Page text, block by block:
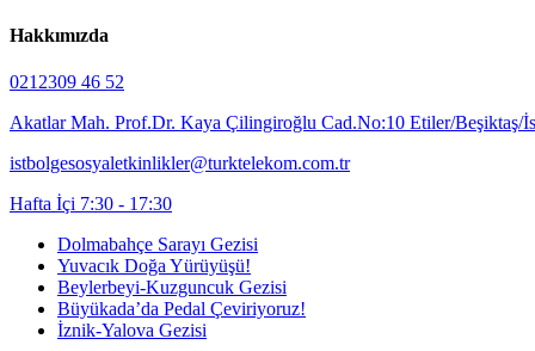
Hakkımızda
0212309 46 52
Akatlar Mah. Prof.Dr. Kaya Çilingiroğlu Cad.No:10 Etiler/Beşiktaş/
istbolgesosyaletkinlikler@turktelekom.com.tr
Hafta İçi 7:30 - 17:30
Dolmabahçe Sarayı Gezisi
Yuvacık Doğa Yürüyüşü!
Beylerbeyi-Kuzguncuk Gezisi
Büyükada’da Pedal Çeviriyoruz!
İznik-Yalova Gezisi